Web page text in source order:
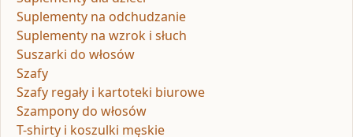
Suplementy na odchudzanie
Suplementy na wzrok i słuch
Suszarki do włosów
Szafy
Szafy regały i kartoteki biurowe
Szampony do włosów
T-shirty i koszulki męskie